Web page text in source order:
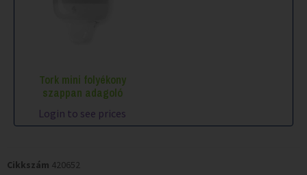
Tork mini folyékony
szappan adagoló
Login to see prices
Cikkszám 420652